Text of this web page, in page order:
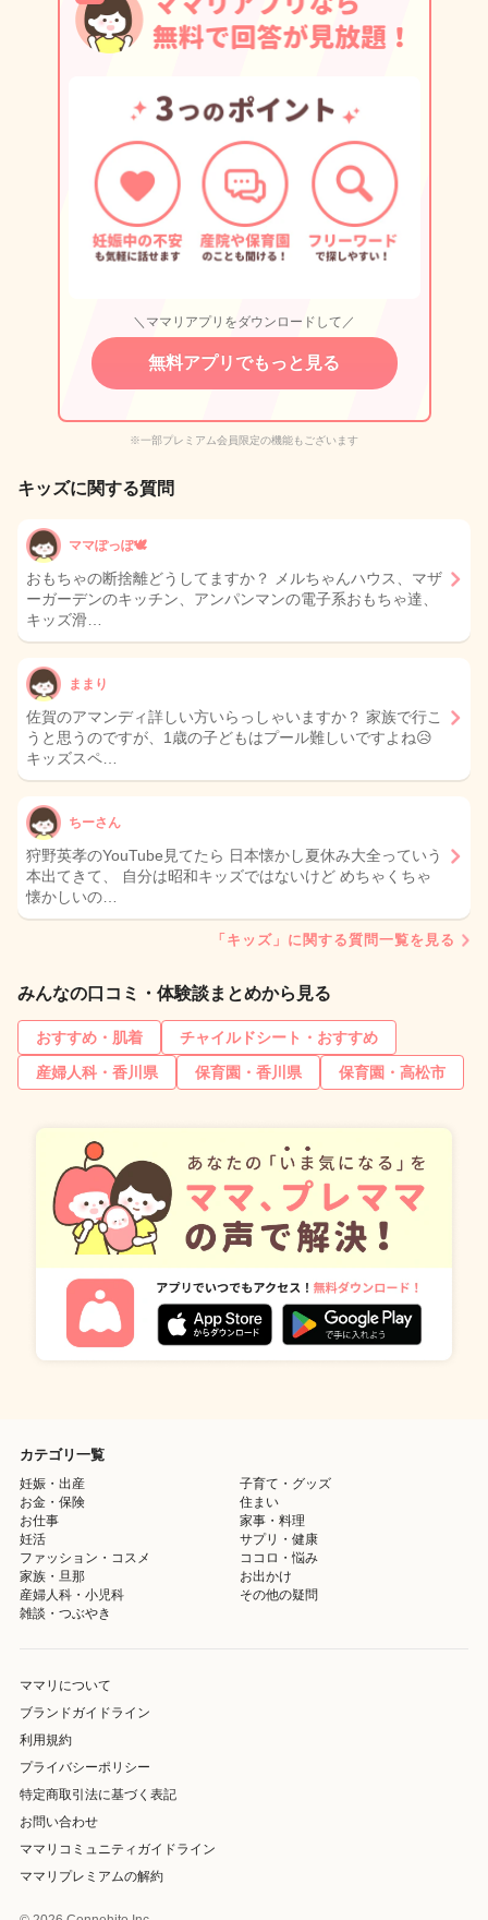
＼ママリアプリをダウンロードして／
無料アプリでもっと見る
※一部プレミアム会員限定の機能もございます
キッズに関する質問
ママぽっぽ🕊️
おもちゃの断捨離どうしてますか？ メルちゃんハウス、マザ
ーガーデンのキッチン、アンパンマンの電子系おもちゃ達、
キッズ滑…
ままり
佐賀のアマンディ詳しい方いらっしゃいますか？ 家族で行こ
うと思うのですが、1歳の子どもはプール難しいですよね😥
キッズスペ…
ちーさん
狩野英孝のYouTube見てたら 日本懐かし夏休み大全っていう
本出てきて、 自分は昭和キッズではないけど めちゃくちゃ
懐かしいの…
「キッズ」に関する質問一覧を見る
みんなの口コミ・体験談まとめから見る
おすすめ・肌着
チャイルドシート・おすすめ
産婦人科・香川県
保育園・香川県 保育園・高松市
カテゴリ一覧
妊娠・出産
子育て・グッズ
お金・保険
住まい
お仕事
家事・料理
妊活
サプリ・健康
ファッション・コスメ
ココロ・悩み
家族・旦那
お出かけ
産婦人科・小児科
その他の疑問
雑談・つぶやき
ママリについて
ブランドガイドライン
利用規約
プライバシーポリシー
特定商取引法に基づく表記
お問い合わせ
ママリコミュニティガイドライン
ママリプレミアムの解約